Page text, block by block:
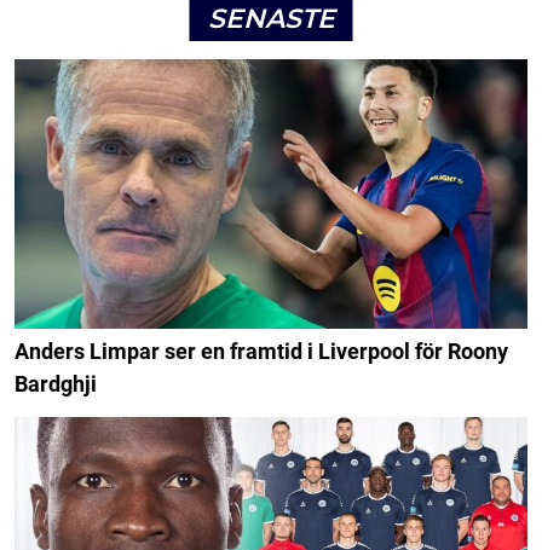
SENASTE
Anders Limpar ser en framtid i Liverpool för Roony
Bardghji